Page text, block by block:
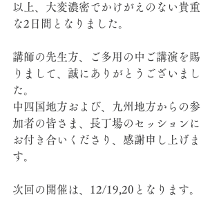
以上、大変濃密でかけがえのない貴重
な2日間となりました。
講師の先生方、ご多用の中ご講演を賜
りまして、誠にありがとうございまし
た。
中四国地方および、九州地方からの参
加者の皆さま、長丁場のセッションに
お付き合いくださり、感謝申し上げま
す。
次回の開催は、12/19,20となります。